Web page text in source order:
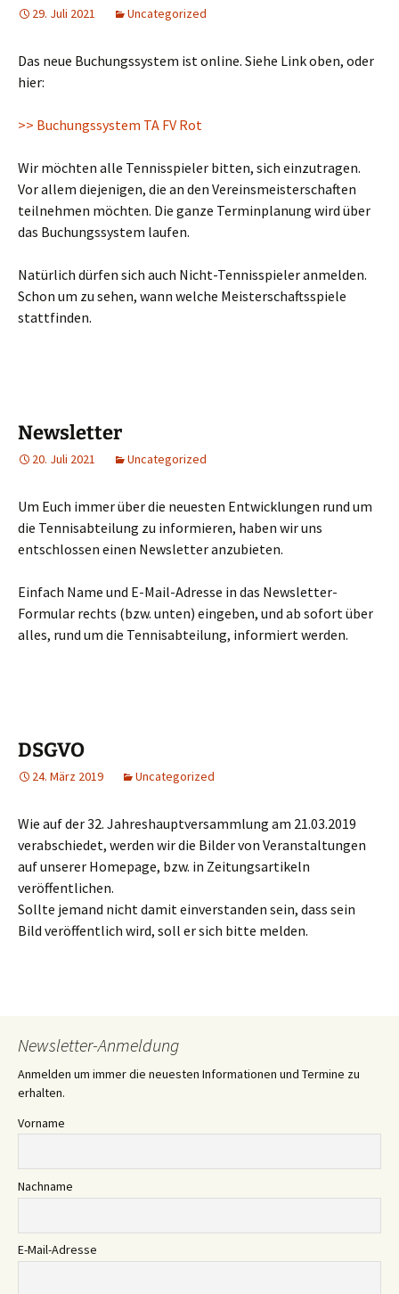
29. Juli 2021 Uncategorized
Das neue Buchungssystem ist online. Siehe Link oben, oder
hier:
>> Buchungssystem TA FV Rot
Wir möchten alle Tennisspieler bitten, sich einzutragen.
Vor allem diejenigen, die an den Vereinsmeisterschaften
teilnehmen möchten. Die ganze Terminplanung wird über
das Buchungssystem laufen.
Natürlich dürfen sich auch Nicht-Tennisspieler anmelden.
Schon um zu sehen, wann welche Meisterschaftsspiele
stattfinden.
Newsletter
20. Juli 2021 Uncategorized
Um Euch immer über die neuesten Entwicklungen rund um
die Tennisabteilung zu informieren, haben wir uns
entschlossen einen Newsletter anzubieten.
Einfach Name und E-Mail-Adresse in das Newsletter-
Formular rechts (bzw. unten) eingeben, und ab sofort über
alles, rund um die Tennisabteilung, informiert werden.
DSGVO
24. März 2019 Uncategorized
Wie auf der 32. Jahreshauptversammlung am 21.03.2019
verabschiedet, werden wir die Bilder von Veranstaltungen
auf unserer Homepage, bzw. in Zeitungsartikeln
veröffentlichen.
Sollte jemand nicht damit einverstanden sein, dass sein
Bild veröffentlich wird, soll er sich bitte melden.
Newsletter-Anmeldung
Anmelden um immer die neuesten Informationen und Termine zu
erhalten.
Vorname
Nachname
E-Mail-Adresse